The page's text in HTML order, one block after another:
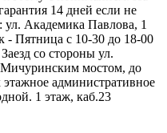
14 дней если не
Академика Павлова, 1
- Пятница с 10-30 до 18-00
со стороны ул.
мостом, до
административное
1 этаж, каб.23